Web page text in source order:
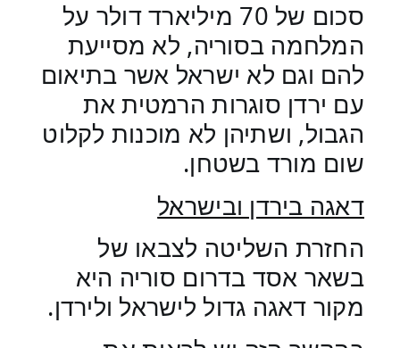
סכום של 70 מיליארד דולר על
המלחמה בסוריה, לא מסייעת
להם וגם לא ישראל אשר בתיאום
עם ירדן סוגרות הרמטית את
הגבול, ושתיהן לא מוכנות לקלוט
שום מורד בשטחן.
דאגה בירדן ובישראל
החזרת השליטה לצבאו של
בשאר אסד בדרום סוריה היא
מקור דאגה גדול לישראל ולירדן.